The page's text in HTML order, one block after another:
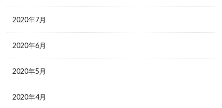
2020年7月
2020年6月
2020年5月
2020年4月